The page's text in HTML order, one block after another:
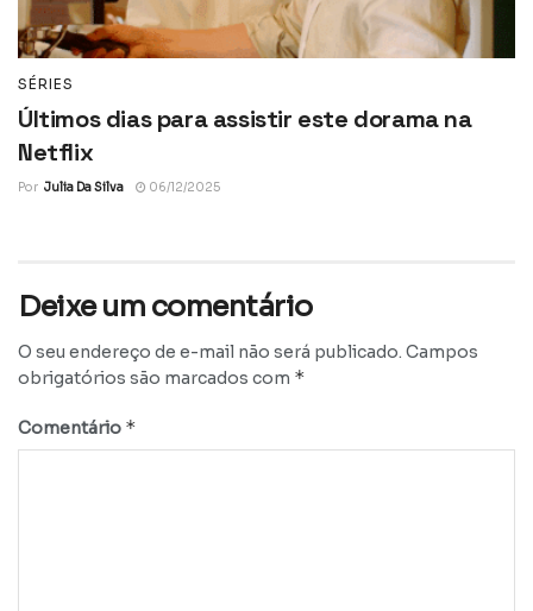
SÉRIES
Últimos dias para assistir este dorama na
Netflix
Por Julia Da Silva 06/12/2025
Deixe um comentário
O seu endereço de e-mail não será publicado. Campos
obrigatórios são marcados com *
Comentário *